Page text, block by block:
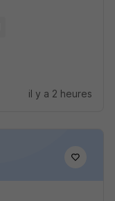
il y a 2 heures